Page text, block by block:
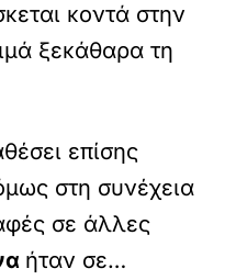
κοντά στην
ξεκάθαρα τη
επίσης
στη συνέχεια
σε άλλες
ήταν σε…